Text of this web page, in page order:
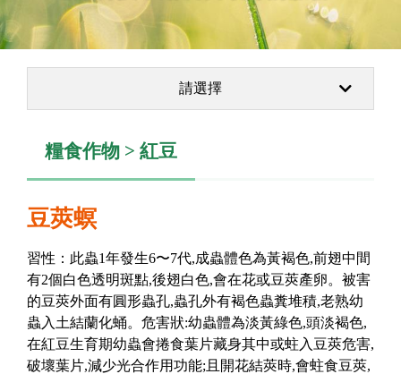
請選擇
糧食作物 > 紅豆
豆莢螟
習性：此蟲1年發生6〜7代,成蟲體色為黃褐色,前翅中間
有2個白色透明斑點,後翅白色,會在花或豆莢產卵。被害
的豆莢外面有圓形蟲孔,蟲孔外有褐色蟲糞堆積,老熟幼
蟲入土結蘭化蛹。危害狀:幼蟲體為淡黃綠色,頭淡褐色,
在紅豆生育期幼蟲會捲食葉片藏身其中或蛀入豆莢危害,
破壞葉片,減少光合作用功能;且開花結莢時,會蛀食豆莢,